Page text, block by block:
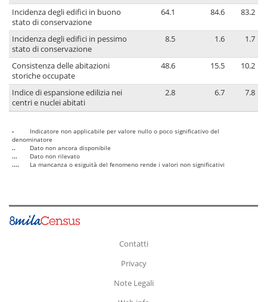
Incidenza degli edifici in buono
stato di conservazione
64.1 84.6 83.2
Incidenza degli edifici in pessimo
stato di conservazione
8.5 1.6 1.7
Consistenza delle abitazioni
storiche occupate
48.6 15.5 10.2
Indice di espansione edilizia nei
centri e nuclei abitati
2.8 6.7 7.8
-
Indicatore non applicabile per valore nullo o poco significativo del
denominatore
..
Dato non ancora disponibile
...
Dato non rilevato
....
La mancanza o esiguità del fenomeno rende i valori non significativi
Contatti
Privacy
Note Legali